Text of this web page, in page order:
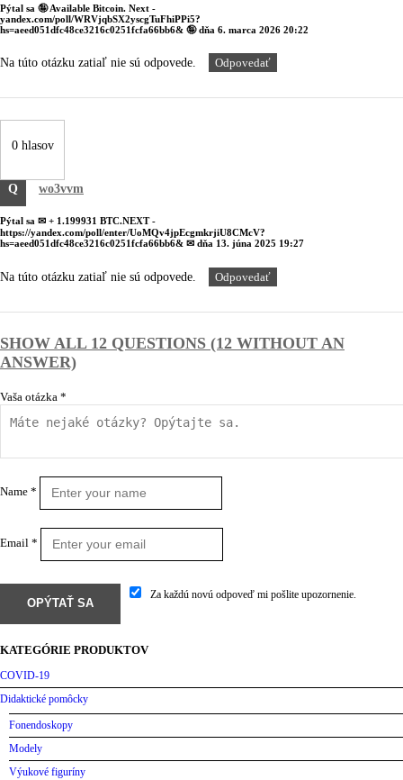
Pýtal sa 🤪 Available Bitcoin. Next -
yandex.com/poll/WRVjqbSX2yscgTuFhiPPi5?
hs=aeed051dfc48ce3216c0251fcfa66bb6& 🤪dňa 6. marca 2026 20:22
Na túto otázku zatiaľ nie sú odpovede. Odpovedať
0 hlasov
Q wo3vvm
Pýtal sa ✉ + 1.199931 BTC.NEXT -
https://yandex.com/poll/enter/UoMQv4jpEcgmkrjiU8CMcV?
hs=aeed051dfc48ce3216c0251fcfa66bb6& ✉ dňa 13. júna 2025 19:27
Na túto otázku zatiaľ nie sú odpovede. Odpovedať
SHOW ALL 12 QUESTIONS (12 WITHOUT AN
ANSWER)
Vaša otázka *
Name *
Email *
Za každú novú odpoveď mi pošlite upozornenie.
KATEGÓRIE PRODUKTOV
COVID-19
Didaktické pomôcky
Fonendoskopy
Modely
Výukové figuríny